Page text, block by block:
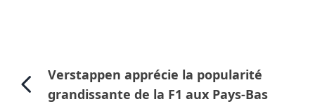
Verstappen apprécie la popularité
grandissante de la F1 aux Pays-Bas